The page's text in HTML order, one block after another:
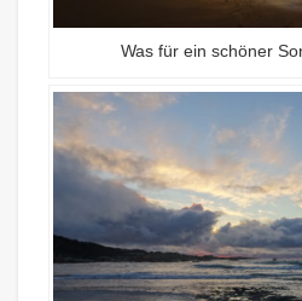
Was für ein schöner